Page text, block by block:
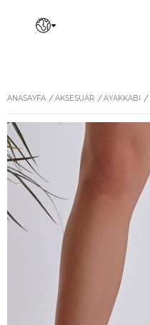
ANASAYFA / AKSESUAR / AYAKKABI /